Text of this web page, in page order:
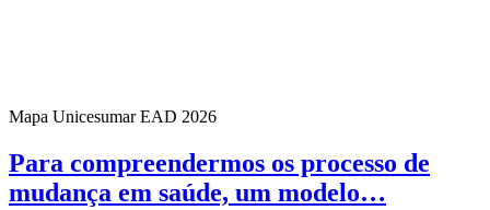
Mapa Unicesumar EAD 2026
Para compreendermos os processo de
mudança em saúde, um modelo…